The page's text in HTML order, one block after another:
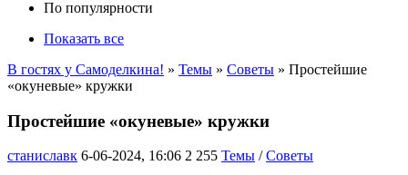
По популярности
Показать все
В гостях у Самоделкина! » Темы » Советы » Простейшие
«окуневые» кружки
Простейшие «окуневые» кружки
станиславк 6-06-2024, 16:06 2 255 Темы /Советы